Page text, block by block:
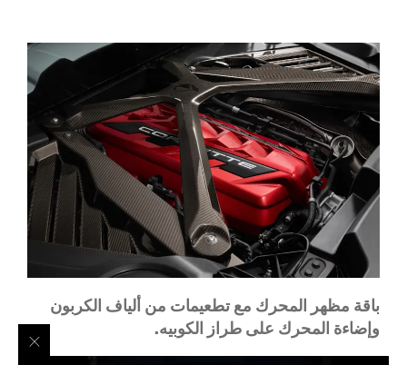
باقة مظهر المحرك مع تطعيمات من ألياف الكربون
وإضاءة المحرك على طراز الكوبيه.